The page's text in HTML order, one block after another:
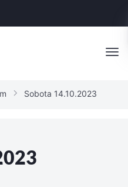
Sobota 14.10.2023